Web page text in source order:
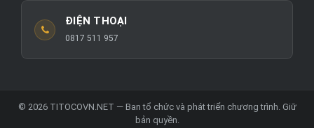
ĐIỆN THOẠI
0817 511 957
© 2026 TITOCOVN.NET — Ban tổ chức và phát triển chương trình. Giữ
bản quyền.